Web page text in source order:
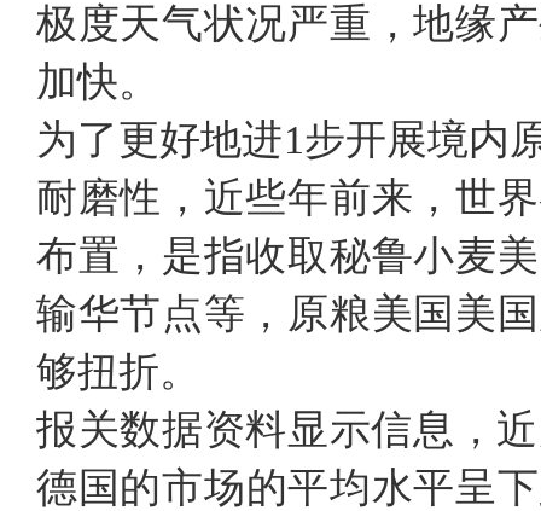
极度天气状况严重，地缘
加快。
为了更好地进1步开展境内
耐磨性，近些年前来，世
布置，是指收取秘鲁小麦
输华节点等，原粮美国美
够扭折。
报关数据资料显示信息，
德国的市场的平均水平呈